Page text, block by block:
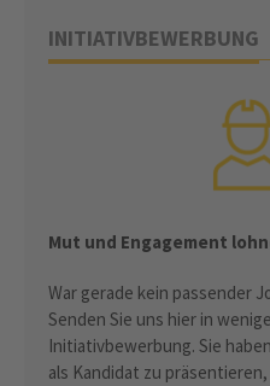
INITIATIVBEWERBUNG
Mut und Engagement
War gerade kein passender
Senden Sie uns hier in
Initiativbewerbung. Sie
als Kandidat zu